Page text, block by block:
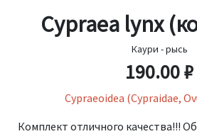
Cypraea lynx
Каури - рысь
190.00 ₽
Cypraeoidea (Cypraidae,
Комплект отличного качества!!!